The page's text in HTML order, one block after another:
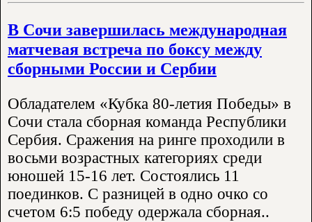
В Сочи завершилась международная
матчевая встреча по боксу между
сборными России и Сербии
Обладателем «Кубка 80-летия Победы» в
Сочи стала сборная команда Республики
Сербия. Сражения на ринге проходили в
восьми возрастных категориях среди
юношей 15-16 лет. Состоялись 11
поединков. С разницей в одно очко со
счетом 6:5 победу одержала сборная..